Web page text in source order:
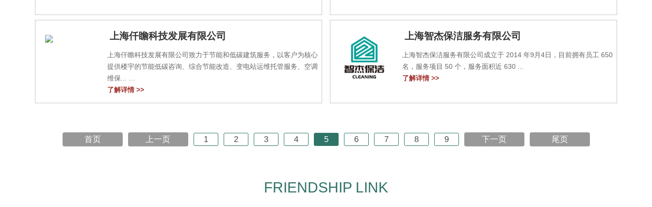
上海仟瞻科技发展有限公司
上海仟瞻科技发展有限公司致力于节能和低碳建筑服务，以客户为核心
提供楼宇的节能低碳咨询、综合节能改造、变电站运维托管服务、空调
维保...
了解详情 >>
上海智杰保洁服务有限公司
上海智杰保洁服务有限公司成立于 2014 年9月4日，目前拥有员工 650
名，服务项目 50 个，服务面积近 630 ...
了解详情 >>
首页 上一页 1 2 3 4 5 6 7 8 9 下一页 尾页
FRIENDSHIP LINK